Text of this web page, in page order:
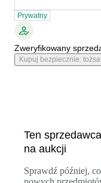
Prywatny
Zweryfikowany
Kupuj bezpiecznie:
Ten
na aukcji
Sprawdź później,